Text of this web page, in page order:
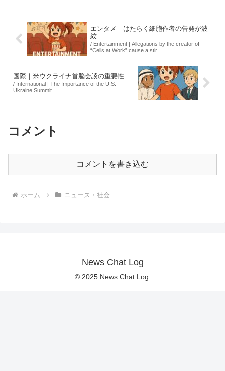
エンタメ｜はたらく細胞作者の告発が波
紋
/ Entertainment | Allegations by the creator of
“Cells at Work” cause a stir
国際｜米ウクライナ首脳会談の重要性
/ International | The Importance of the U.S.-
Ukraine Summit
コメント
コメントを書き込む
ホーム ニュース・社会
News Chat Log
© 2025 News Chat Log.